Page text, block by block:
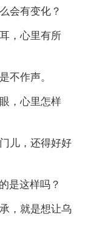
会有变化？
，心里有所
不作声。
，心里怎样
儿，还得好好
是这样吗？
，就是想让乌